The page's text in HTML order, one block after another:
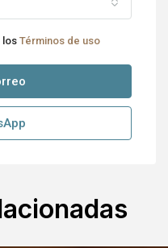
los Términos de uso